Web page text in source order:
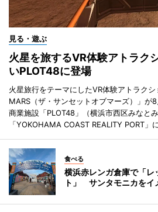
見る・遊ぶ
火星を旅するVR体験アトラ
いPLOT48に登場
火星旅行をテーマにしたVR体験アトラク
MARS（ザ・サンセットオブマーズ）」が
商業施設「PLOT48」（横浜市西区みなと
「YOKOHAMA COAST REALITY PORT」
食べる
横浜赤レンガ倉庫で「レ
ト」 サンタモニカを